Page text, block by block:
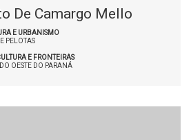
De Camargo Mello
E URBANISMO
PELOTAS
E FRONTEIRAS
OESTE DO PARANÁ